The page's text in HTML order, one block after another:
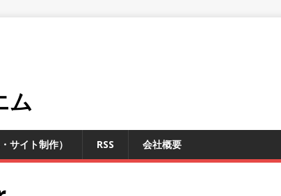
ム
サイト制作） RSS 会社概要